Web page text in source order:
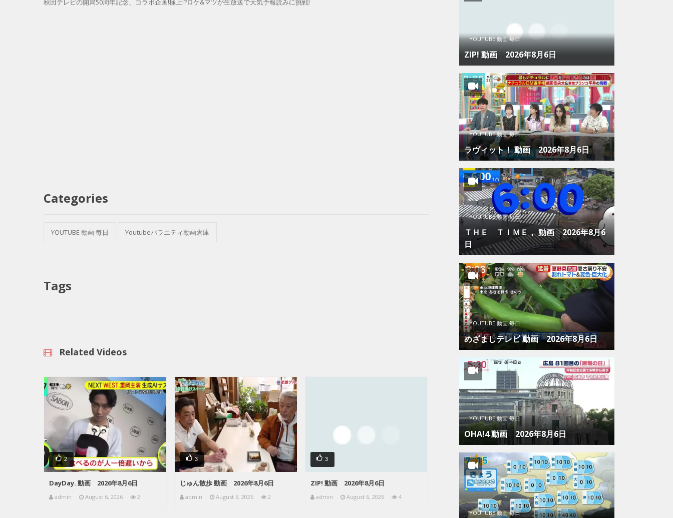
秋田テレビの開局50周年記念、コラボ企画!極上!?ロケ&マツが生放送で天気予報読みに挑戦!
Categories
YOUTUBE 動画 毎日 Youtubeバラエティ動画倉庫
Tags
Related Videos
2
DayDay. 動画 2026年8月6日
admin August 6, 2026 2
3
じゅん散歩 動画 2026年8月6日
admin August 6, 2026 2
3
ZIP! 動画 2026年8月6日
admin August 6, 2026 4
YOUTUBE 動画 毎日
ZIP! 動画 2026年8月6日
YOUTUBE 動画 毎日
ラヴィット！ 動画 2026年8月6日
YOUTUBE 動画 毎日
ＴＨＥ ＴＩＭＥ， 動画 2026年8月6
日
YOUTUBE 動画 毎日
めざましテレビ 動画 2026年8月6日
YOUTUBE 動画 毎日
OHA!4 動画 2026年8月6日
YOUTUBE 動画 毎日